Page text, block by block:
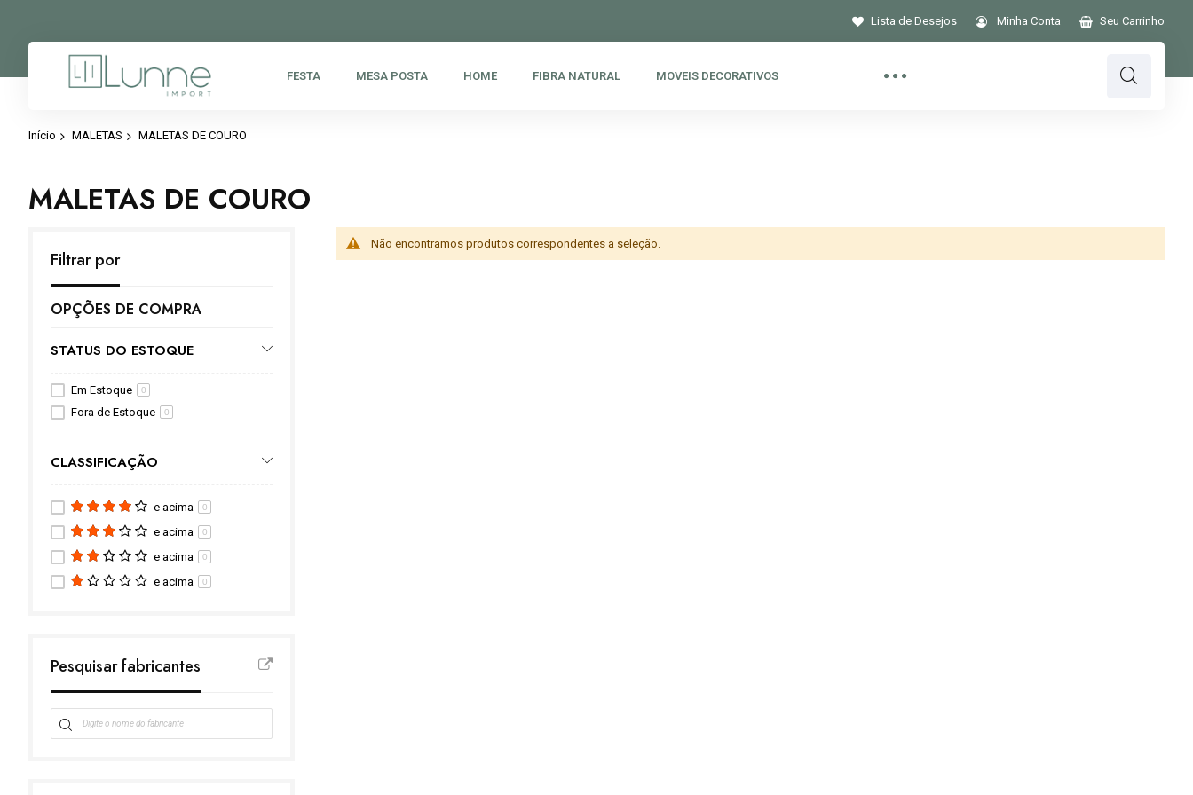
Seu Carrinho
Lista de Desejos Minha Conta
FESTA MESA POSTA HOME FIBRA NATURAL MOVEIS DECORATIVOS
Início MALETAS MALETAS DE COURO
MALETAS DE COURO
Não encontramos produtos correspondentes a seleção.
Filtrar por
OPÇÕES DE COMPRA
STATUS DO ESTOQUE
Em Estoque 0
Fora de Estoque 0
CLASSIFICAÇÃO
e acima 0
e acima 0
e acima 0
e acima 0
Pesquisar fabricantes